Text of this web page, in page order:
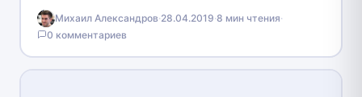
коммунальных услуг в режиме онлайн,
предоставляет пользователям комплексную
информацию о…
Михаил Александров·28.04.2019·8 мин чтения·
0 комментариев